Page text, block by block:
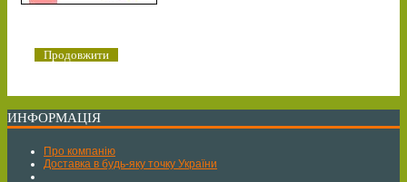
Продовжити
ИНФОРМАЦІЯ
Про компанію
Доставка в будь-яку точку України